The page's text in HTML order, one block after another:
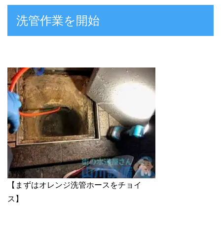
洗管作業を開始
【まずはオレンジ洗管ホースをチョイ
ス】